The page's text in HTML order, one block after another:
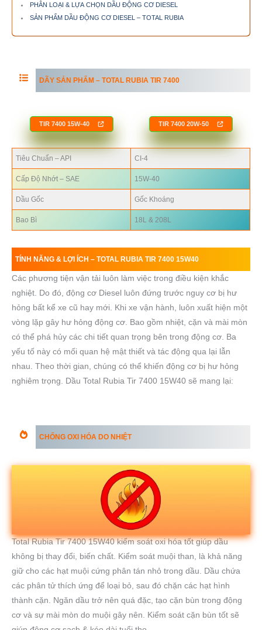
PHÂN LOẠI & LỰA CHỌN DẦU ĐỘNG CƠ DIESEL
SẢN PHẨM DẦU ĐỘNG CƠ DIESEL – TOTAL RUBIA
DÃY SẢN PHẨM – TOTAL RUBIA TIR 7400
TIR 7400 15W-40 TIR 740020W-50
Tiêu Chuẩn – API CI-4
Cấp Độ Nhớt – SAE 15W-40
Dầu Gốc Gốc Khoáng
Bao Bì 18L & 208L
TÍNH NĂNG & LỢI ÍCH –TOTAL RUBIA TIR 7400 15W40
Các phương tiện vận tải luôn làm việc trong điều kiện khắc
nghiệt. Do đó, động cơ Diesel luôn đứng trước nguy cơ bị hư
hỏng bất kể xe cũ hay mới. Khi xe vận hành, luôn xuất hiện một
vòng lặp gây hư hỏng động cơ. Bao gồm nhiệt, cặn và mài mòn
có thể phá hủy các chi tiết quan trọng bên trong động cơ. Ba
yếu tố này có mối quan hệ mật thiết và tác động qua lại lẫn
nhau. Theo thời gian, chúng có thể khiến động cơ bị hư hỏng
nghiêm trọng. Dầu Total Rubia Tir 7400 15W40 sẽ mang lại:
CHỐNG OXI HÓA DO NHIỆT
Total Rubia Tir 7400 15W40 kiểm soát oxi hóa tốt giúp dầu
không bị thay đổi, biến chất. Kiểm soát muội than, là khả năng
giữ cho các hạt muội cứng phân tán nhỏ trong dầu. Dầu chứa
các phân tử thích ứng để loại bỏ, sau đó chặn các hạt hình
thành cặn. Ngăn dầu trở nên quá đặc, tạo cặn bùn trong động
cơ và sự mài mòn do muội gây nên. Kiểm soát cặn bùn tốt sẽ